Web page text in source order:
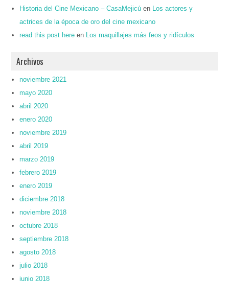
Historia del Cine Mexicano – CasaMejicú en
Los actores y
actrices de la época de oro del cine mexicano
read this post here en Los maquillajes más feos y ridículos
Archivos
noviembre 2021
mayo 2020
abril 2020
enero 2020
noviembre 2019
abril 2019
marzo 2019
febrero 2019
enero 2019
diciembre 2018
noviembre 2018
octubre 2018
septiembre 2018
agosto 2018
julio 2018
junio 2018